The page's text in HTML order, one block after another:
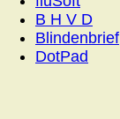
B H V D
Blindenbrief
DotPad